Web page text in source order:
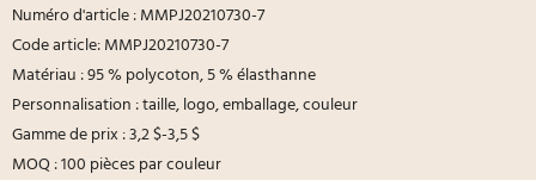
Numéro d'article : MMPJ20210730-7
Code article: MMPJ20210730-7
Matériau : 95 % polycoton, 5 % élasthanne
Personnalisation : taille, logo, emballage, couleur
Gamme de prix : 3,2 $-3,5 $
MOQ : 100 pièces par couleur